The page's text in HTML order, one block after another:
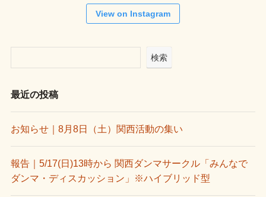
View on Instagram
検索
最近の投稿
お知らせ｜8月8日（土）関西活動の集い
報告｜5/17(日)13時から 関西ダンマサークル「みんなで
ダンマ・ディスカッション」※ハイブリッド型